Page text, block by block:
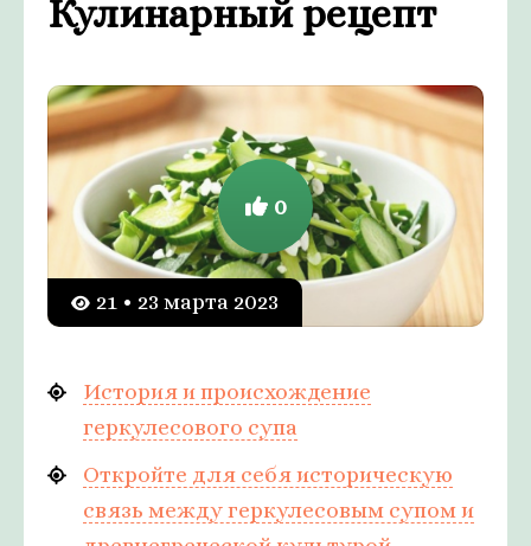
Кулинарный рецепт
21 • 23 марта 2023
0
История и происхождение
геркулесового супа
Откройте для себя историческую
связь между геркулесовым супом и